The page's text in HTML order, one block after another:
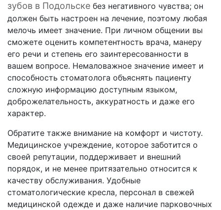
зубов в Подольске без негативного чувства; он
должен быть настроен на лечение, поэтому любая
мелочь имеет значение. При личном общении вы
сможете оценить компетентность врача, манеру
его речи и степень его заинтересованности в
вашем вопросе. Немаловажное значение имеет и
способность стоматолога объяснять пациенту
сложную информацию доступным языком,
доброжелательность, аккуратность и даже его
характер.
Обратите также внимание на комфорт и чистоту.
Медицинское учреждение, которое заботится о
своей репутации, поддерживает и внешний
порядок, и не менее притязательно относится к
качеству обслуживания. Удобные
стоматологические кресла, персонал в свежей
медицинской одежде и даже наличие парковочных